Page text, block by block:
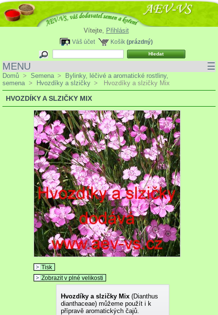
Vítejte, Přihlásit
Košík (prázdný)
Váš účet
MENU ☰
Domů > Semena >
Bylinky, léčivé a aromatické rostliny,
semena > Hvozdíky a slzičky > Hvozdíky a slzičky Mix
HVOZDÍKY A SLZIČKY MIX
Tisk
Zobrazit v plné velikosti
Hvozdíky a slzičky Mix(Dianthus
dianthaceae) můžeme použít i k
přípravě aromatických čajů.